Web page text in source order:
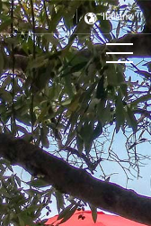
Italiano